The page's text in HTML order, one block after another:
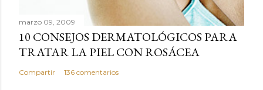
o
m
e
n
marzo 09, 2009
10 CONSEJOS DERMATOLÓGICOS PARA
TRATAR LA PIEL CON ROSÁCEA
Compartir 136 comentarios